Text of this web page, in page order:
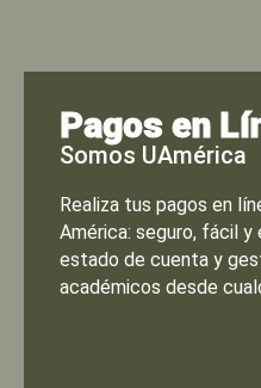
Pagos en
Somos UAmérica
Realiza tus pagos en
América: seguro, fácil
estado de cuenta y
académicos desde